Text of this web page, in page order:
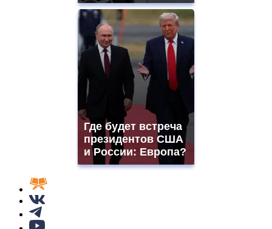
Где будет встреча
президентов США
и России: Европа?